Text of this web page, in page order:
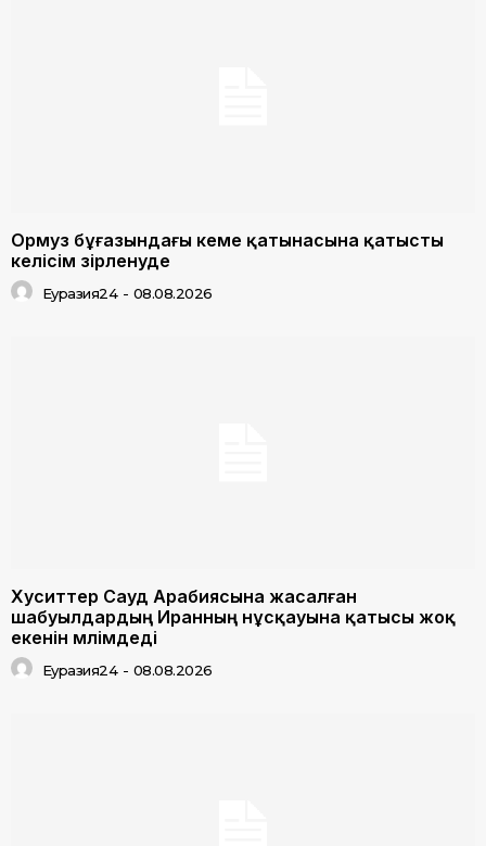
Ормуз бұғазындағы кеме қатынасына қатысты
келісім әзірленуде
Еуразия24 - 08.08.2026
Хуситтер Сауд Арабиясына жасалған
шабуылдардың Иранның нұсқауына қатысы жоқ
екенін мәлімдеді
Еуразия24 - 08.08.2026